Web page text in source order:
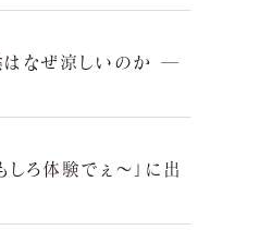
なぜ涼しいのか ─
ろ体験でぇ～」に出